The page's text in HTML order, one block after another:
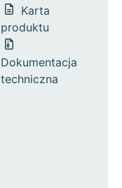
Karta
produktu
Dokumentacja
techniczna